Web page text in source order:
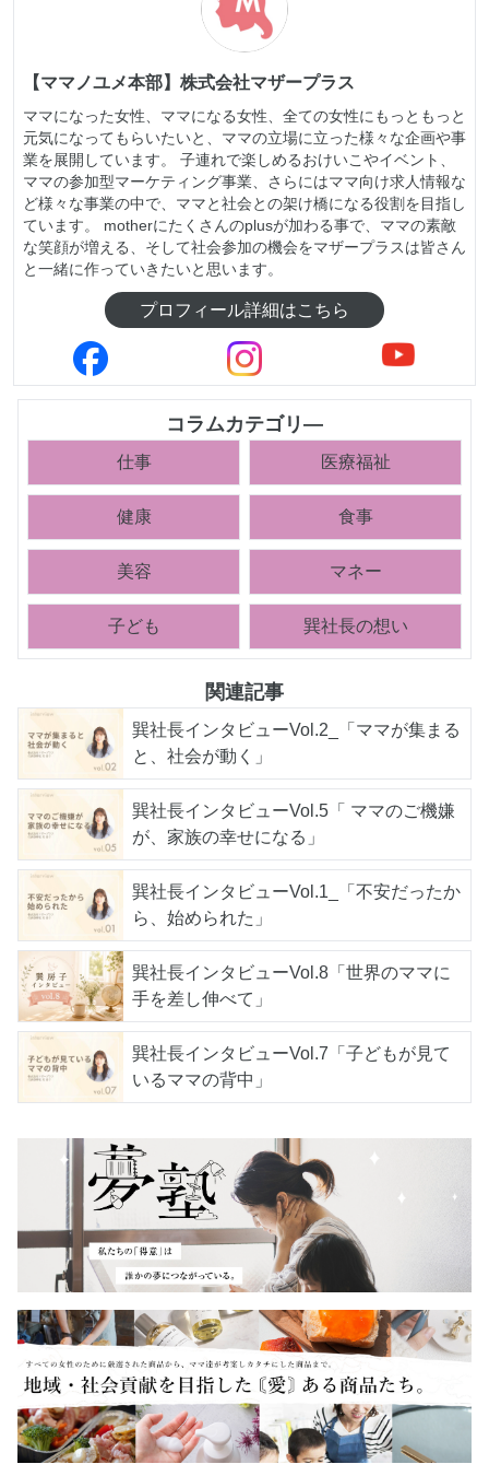
【ママノユメ本部】株式会社マザープラス
ママになった女性、ママになる女性、全ての女性にもっともっと
元気になってもらいたいと、ママの立場に立った様々な企画や事
業を展開しています。 子連れで楽しめるおけいこやイベント、
ママの参加型マーケティング事業、さらにはママ向け求人情報な
ど様々な事業の中で、ママと社会との架け橋になる役割を目指し
ています。 motherにたくさんのplusが加わる事で、ママの素敵
な笑顔が増える、そして社会参加の機会をマザープラスは皆さん
と一緒に作っていきたいと思います。
プロフィール詳細はこちら
コラムカテゴリ―
仕事 医療福祉
健康 食事
美容 マネー
子ども 巽社長の想い
関連記事
巽社長インタビューVol.2_「ママが集まる
と、社会が動く」
巽社長インタビューVol.5「 ママのご機嫌
が、家族の幸せになる」
巽社長インタビューVol.1_「不安だったか
ら、始められた」
巽社長インタビューVol.8「世界のママに
手を差し伸べて」
巽社長インタビューVol.7「子どもが見て
いるママの背中」